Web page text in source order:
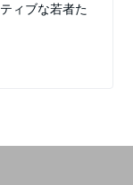
ィブな若者た